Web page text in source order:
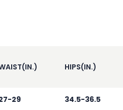
HIPS(IN.)
29 34.5-36.5